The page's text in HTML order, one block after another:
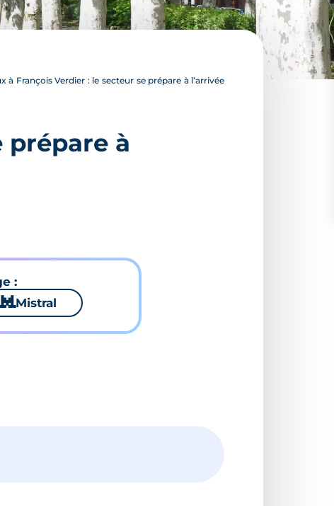
à François Verdier : le secteur se prépare à l’arrivée
prépare à
:
🐱 Mistral